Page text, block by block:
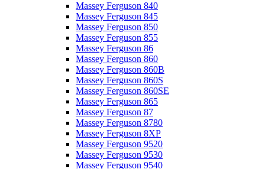
Massey Ferguson 840
Massey Ferguson 845
Massey Ferguson 850
Massey Ferguson 855
Massey Ferguson 86
Massey Ferguson 860
Massey Ferguson 860B
Massey Ferguson 860S
Massey Ferguson 860SE
Massey Ferguson 865
Massey Ferguson 87
Massey Ferguson 8780
Massey Ferguson 8XP
Massey Ferguson 9520
Massey Ferguson 9530
Massey Ferguson 9540